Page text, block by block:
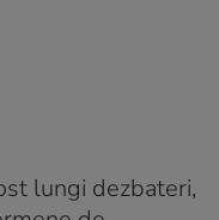
lungi dezbateri,